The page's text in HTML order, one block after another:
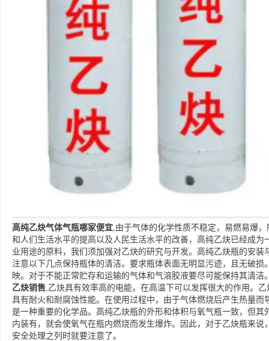
高纯乙炔气体气瓶哪家便宜,由于气体的化学性质不稳定，易燃易爆
和人们生活水平的提高以及人民生活水平的改善，高纯乙炔已经成
业用途的原料，我们须加强对乙炔的研究与开发。高纯乙炔瓶的安
注意以下几点保持瓶体的清洁。要求瓶体表面无明显污迹，且无破
映。对于不能正常贮存和运输的气体和气溶胶液要尽可能保持其清洁
乙炔销售,乙炔具有效率高的电能，在高温下可以发挥很大的作用。
具有耐火和耐腐蚀性能。在使用过程中，由于气体燃烧后产生热量
是一种重要的化学品。高纯乙炔瓶的外形和体积与氧气瓶一致，但
内装有，就会使氧气在瓶内燃烧而发生爆炸。因此，对于乙炔瓶来
安全处理之列时就要注意了。